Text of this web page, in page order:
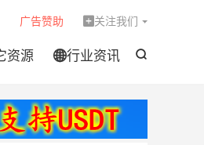

资源 行业资讯
广告赞助  关注我们